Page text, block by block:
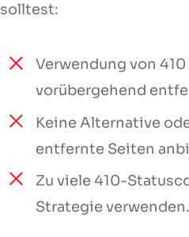
solltest:
Verwendung von
vorübergehend
Keine Alternative
entfernte Seiten
Zu viele 410-
Strategie verwenden.